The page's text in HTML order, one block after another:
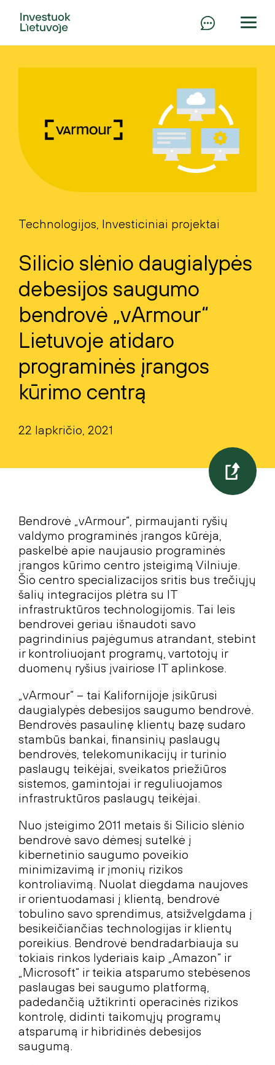
Technologijos, Investiciniai projektai
Silicio slėnio daugialypės
debesijos saugumo
bendrovė „vArmour“
Lietuvoje atidaro
programinės įrangos
kūrimo centrą
22 lapkričio, 2021
Bendrovė „vArmour“, pirmaujanti ryšių
valdymo programinės įrangos kūrėja,
paskelbė apie naujausio programinės
įrangos kūrimo centro įsteigimą Vilniuje.
Šio centro specializacijos sritis bus trečiųjų
šalių integracijos plėtra su IT
infrastruktūros technologijomis. Tai leis
bendrovei geriau išnaudoti savo
pagrindinius pajėgumus atrandant, stebint
ir kontroliuojant programų, vartotojų ir
duomenų ryšius įvairiose IT aplinkose.
„vArmour“ – tai Kalifornijoje įsikūrusi
daugialypės debesijos saugumo bendrovė.
Bendrovės pasaulinę klientų bazę sudaro
stambūs bankai, finansinių paslaugų
bendrovės, telekomunikacijų ir turinio
paslaugų teikėjai, sveikatos priežiūros
sistemos, gamintojai ir reguliuojamos
infrastruktūros paslaugų teikėjai.
Nuo įsteigimo 2011 metais ši Silicio slėnio
bendrovė savo dėmesį sutelkė į
kibernetinio saugumo poveikio
minimizavimą ir įmonių rizikos
kontroliavimą. Nuolat diegdama naujoves
ir orientuodamasi į klientą, bendrovė
tobulino savo sprendimus, atsižvelgdama į
besikeičiančias technologijas ir klientų
poreikius. Bendrovė bendradarbiauja su
tokiais rinkos lyderiais kaip „Amazon“ ir
„Microsoft“ ir teikia atsparumo stebėsenos
paslaugas bei saugumo platformą,
padedančią užtikrinti operacinės rizikos
kontrolę, didinti taikomųjų programų
atsparumą ir hibridinės debesijos
saugumą.